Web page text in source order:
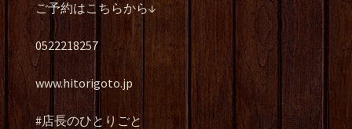
ご予約はこちらから↓
0522218257
www.hitorigoto.jp
#店長のひとりごと